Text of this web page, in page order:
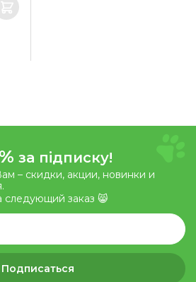
за підписку!
– скидки, акции, новинки и
следующий заказ 😸
Подписаться